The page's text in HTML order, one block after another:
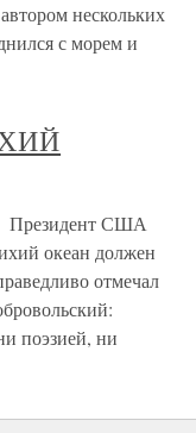
нескольких
с морем и
США
океан должен
отмечал
поэзией, ни